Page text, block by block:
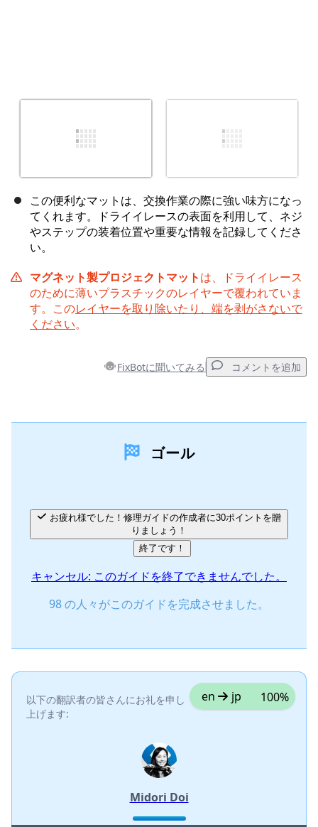
この便利なマットは、交換作業の際に強い味方になっ
てくれます。ドライイレースの表面を利用して、ネジ
やステップの装着位置や重要な情報を記録してくださ
い。
マグネット製プロジェクトマットは、ドライイレース
のために薄いプラスチックのレイヤーで覆われていま
す。このレイヤーを取り除いたり、端を剥がさないで
ください。
FixBotに聞いてみる コメントを追加
キャンセル コメントを投稿
ゴール
りましょう！
終了です！
キャンセル: このガイドを終了できませんでした。
98 の人々がこのガイドを完成させました。
以下の翻訳者の皆さんにお礼を申し
上げます:
en jp 100%
Midori Doi